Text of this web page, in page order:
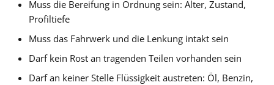
Muss die Bereifung in Ordnung sein: Alter, Zustand,
Profiltiefe
Muss das Fahrwerk und die Lenkung intakt sein
Darf kein Rost an tragenden Teilen vorhanden sein
Darf an keiner Stelle Flüssigkeit austreten: Öl, Benzin,